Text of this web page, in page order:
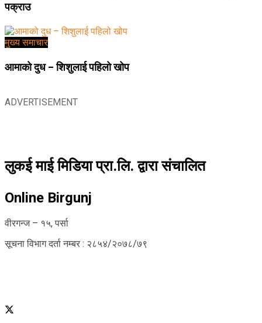
पक्राउ
मुख्य समाचार
आमाको दुध – शिशुलाई पहिलो खोप
ADVERTISEMENT
लुकई माई मिडिया प्रा.लि. द्वारा संचालित
Online Birgunj
वीरगन्ज – १५, पर्सा
सूचना विभाग दर्ता नम्बर : २८५४/२०७८/७९